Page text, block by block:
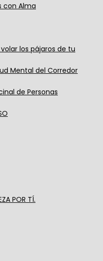
con Alma
volar los pájaros de tu
Mental del Corredor
de Personas
POR TÍ.